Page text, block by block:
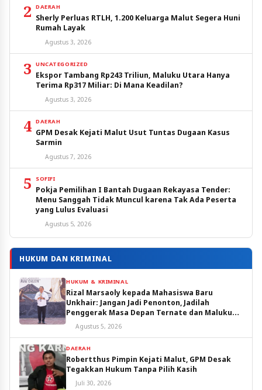
2 DAERAH
Sherly Perluas RTLH, 1.200 Keluarga Malut Segera Huni
Rumah Layak
Agustus 3, 2026
3 UNCATEGORIZED
Ekspor Tambang Rp243 Triliun, Maluku Utara Hanya
Terima Rp317 Miliar: Di Mana Keadilan?
Agustus 3, 2026
4 DAERAH
GPM Desak Kejati Malut Usut Tuntas Dugaan Kasus
Sarmin
Agustus 7, 2026
5 SOFIFI
Pokja Pemilihan I Bantah Dugaan Rekayasa Tender:
Menu Sanggah Tidak Muncul karena Tak Ada Peserta
yang Lulus Evaluasi
Agustus 5, 2026
HUKUM DAN KRIMINAL
HUKUM & KRIMINAL
Rizal Marsaoly kepada Mahasiswa Baru
Unkhair: Jangan Jadi Penonton, Jadilah
Penggerak Masa Depan Ternate dan Maluku
Utara
Agustus 5, 2026
DAERAH
Robertthus Pimpin Kejati Malut, GPM Desak
Tegakkan Hukum Tanpa Pilih Kasih
Juli 30, 2026